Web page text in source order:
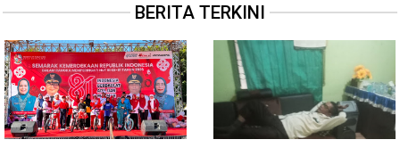
BERITA TERKINI